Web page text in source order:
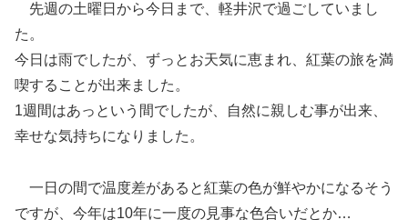
先週の土曜日から今日まで、軽井沢で過ごしていまし
た。
今日は雨でしたが、ずっとお天気に恵まれ、紅葉の旅を満
喫することが出来ました。
1週間はあっという間でしたが、自然に親しむ事が出来、
幸せな気持ちになりました。
一日の間で温度差があると紅葉の色が鮮やかになるそう
ですが、今年は10年に一度の見事な色合いだとか…